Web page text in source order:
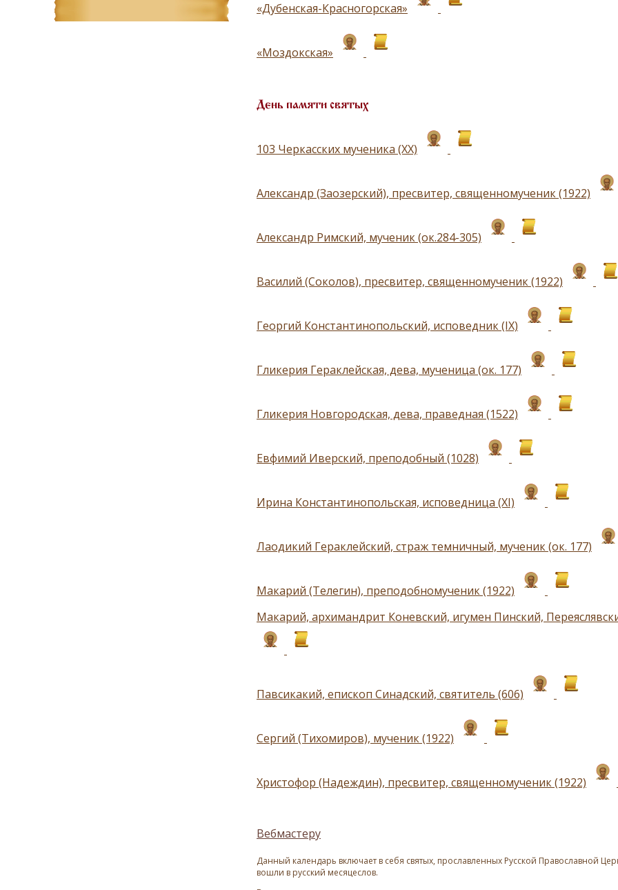
«Дубенская-Красногорская»
«Моздокская»
День памяти святых
103 Черкасскиx мученика (XX)
Александр (Заозерский), пресвитер, священномученик (1922)
Александр Римский, мученик (ок.284-305)
Василий (Соколов), пресвитер, священномученик (1922)
Георгий Константинопольский, исповедник (IX)
Гликерия Гераклейская, дева, мученица (ок. 177)
Гликерия Новгородская, дева, праведная (1522)
Евфимий Иверский, преподобный (1028)
Ирина Константинопольская, исповедница (XI)
Лаодикий Гераклейский, страж темничный, мученик (ок. 177)
Макарий (Телегин), преподобномученик (1922)
Макарий, архимандрит Коневский, игумен Пинский,
Павсикакий, епископ Синадский, святитель (606)
Сергий (Тихомиров), мученик (1922)
Христофор (Надеждин), пресвитер, священномученик (1922)
Вебмастеру
Данный календарь включает в себя святых, прославленных Русской Православной
вошли в русский месяцеслов.